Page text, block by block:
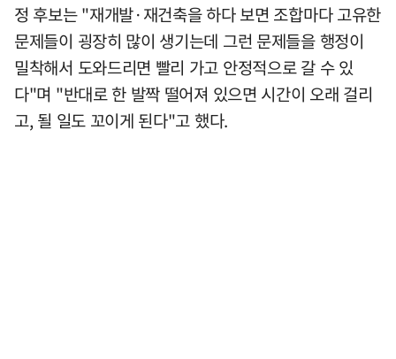
정 후보는 "재개발·재건축을 하다 보면 조합마다 고유한
문제들이 굉장히 많이 생기는데 그런 문제들을 행정이
밀착해서 도와드리면 빨리 가고 안정적으로 갈 수 있
다"며 "반대로 한 발짝 떨어져 있으면 시간이 오래 걸리
고, 될 일도 꼬이게 된다"고 했다.